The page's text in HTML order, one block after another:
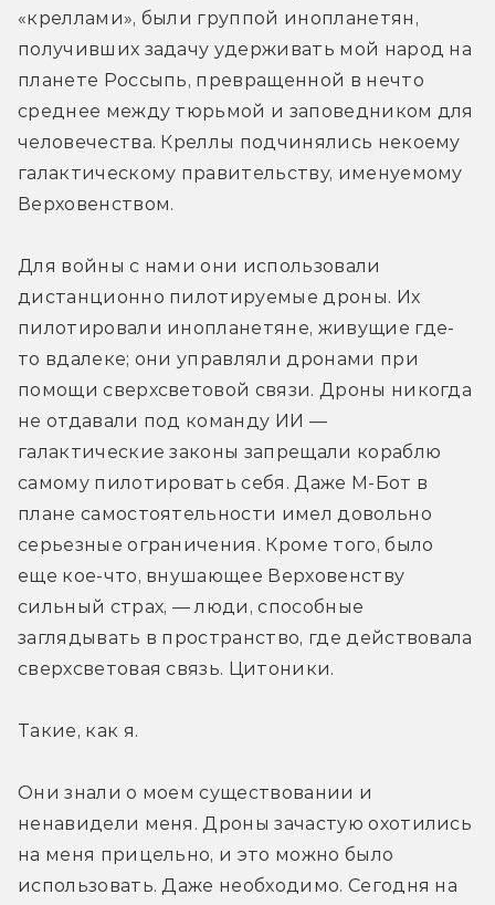
«креллами», были группой инопланетян,
получивших задачу удерживать мой народ на
планете Россыпь, превращенной в нечто
среднее между тюрьмой и заповедником для
человечества. Креллы подчинялись некоему
галактическому правительству, именуемому
Верховенством.
Для войны с нами они использовали
дистанционно пилотируемые дроны. Их
пилотировали инопланетяне, живущие где-
то вдалеке; они управляли дронами при
помощи сверхсветовой связи. Дроны никогда
не отдавали под команду ИИ —
галактические законы запрещали кораблю
самому пилотировать себя. Даже М-Бот в
плане самостоятельности имел довольно
серьезные ограничения. Кроме того, было
еще кое-что, внушающее Верховенству
сильный страх, — люди, способные
заглядывать в пространство, где действовала
сверхсветовая связь. Цитоники.
Такие, как я.
Они знали о моем существовании и
ненавидели меня. Дроны зачастую охотились
на меня прицельно, и это можно было
использовать. Даже необходимо. Сегодня на